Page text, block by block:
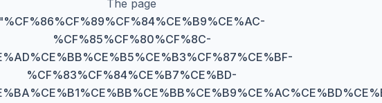
The page
"%CF%86%CF%89%CF%84%CE%B9%CE%AC-
%CF%85%CF%80%CF%8C-
%CF%83%CF%84%CE%B7%CE%BD-